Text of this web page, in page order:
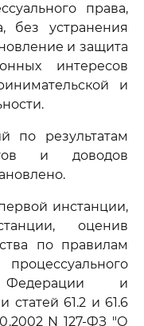
права,
без устранения
и защита
интересов
и
по результатам
и доводов
инстанции,
оценив
по правилам
Федерации и
статей 61.2 и 61.6
N 127-ФЗ "О